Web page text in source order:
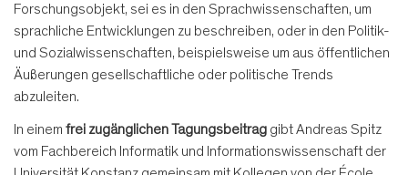
Forschungsobjekt, sei es in den Sprachwissenschaften, um
sprachliche Entwicklungen zu beschreiben, oder in den Politik-
und Sozialwissenschaften, beispielsweise um aus öffentlichen
Äußerungen gesellschaftliche oder politische Trends
abzuleiten.
In einem frei zugänglichen Tagungsbeitrag gibt Andreas Spitz
vom Fachbereich Informatik und Informationswissenschaft der